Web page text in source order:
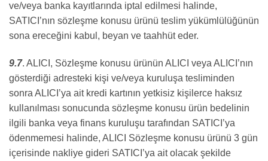
ve/veya banka kayıtlarında iptal edilmesi halinde,
SATICI’nın sözleşme konusu ürünü teslim yükümlülüğünün
sona ereceğini kabul, beyan ve taahhüt eder.
9.7. ALICI, Sözleşme konusu ürünün ALICI veya ALICI’nın
gösterdiği adresteki kişi ve/veya kuruluşa tesliminden
sonra ALICI’ya ait kredi kartının yetkisiz kişilerce haksız
kullanılması sonucunda sözleşme konusu ürün bedelinin
ilgili banka veya finans kuruluşu tarafından SATICI’ya
ödenmemesi halinde, ALICI Sözleşme konusu ürünü 3 gün
içerisinde nakliye gideri SATICI’ya ait olacak şekilde